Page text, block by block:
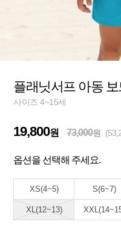
플래닛서프 아동
사이즈 4~15세
19,800원 73,000원
옵션을 선택해 주세요.
XS(4~5) S(6~7)
XL(12~13)